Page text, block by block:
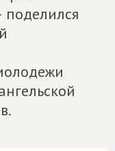
поделился